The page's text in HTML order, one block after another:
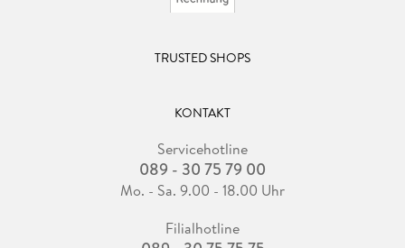
TRUSTED SHOPS
KONTAKT
Servicehotline
089 - 30 75 79 00
Mo. - Sa. 9.00 - 18.00 Uhr
Filialhotline